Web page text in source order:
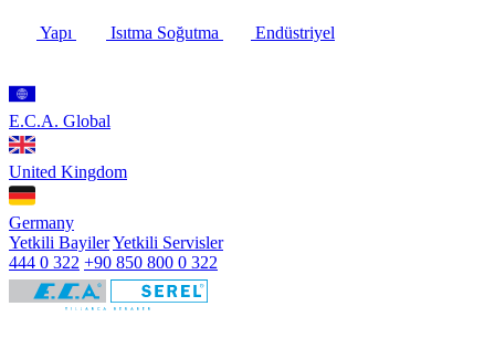
Yapı Isıtma Soğutma Endüstriyel
E.C.A. Global
United Kingdom
Germany
Yetkili BayilerYetkili Servisler
444 0 322 +90 850 800 0 322